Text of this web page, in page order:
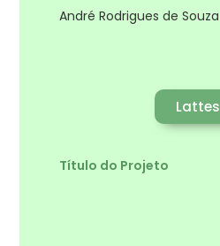
André Rodrigues de Souza
Lattes
Título do Projeto